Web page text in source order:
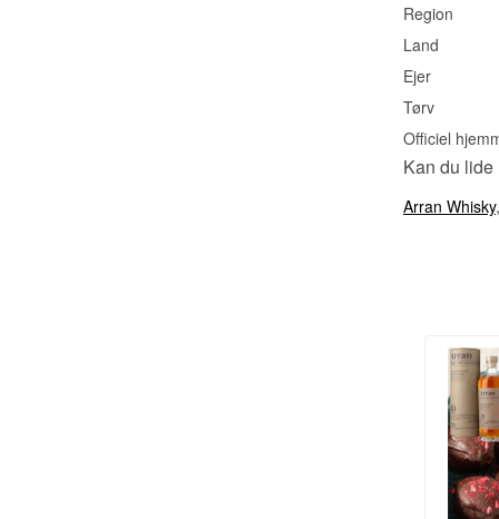
Region
Land
Ejer
Tørv
Officiel
Kan du
Arran Whisky,